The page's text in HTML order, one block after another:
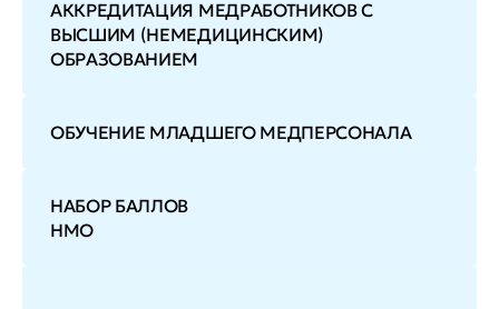
АККРЕДИТАЦИЯ МЕДРАБОТНИКОВ С
ВЫСШИМ (НЕМЕДИЦИНСКИМ)
ОБРАЗОВАНИЕМ
ОБУЧЕНИЕ МЛАДШЕГО МЕДПЕРСОНАЛА
НАБОР БАЛЛОВ
НМО